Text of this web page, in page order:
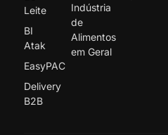
Leite
BI
Atak
EasyPAC
Delivery
B2B
Indústria
de
Alimentos
em Geral